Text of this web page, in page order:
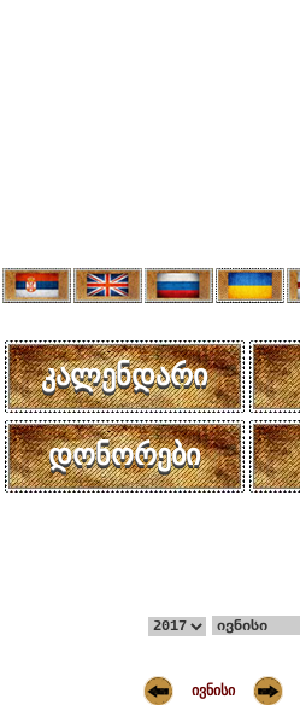
კალენდარი
დონორები
ივნისი